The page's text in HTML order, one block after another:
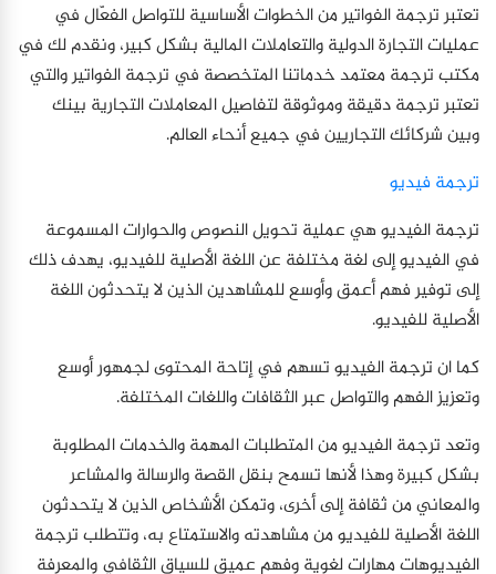
تعتبر ترجمة الفواتير من الخطوات الأساسية للتواصل الفعّال في
عمليات التجارة الدولية والتعاملات المالية بشكل كبير، ونقدم لك في
مكتب ترجمة معتمد خدماتنا المتخصصة في ترجمة الفواتير والتي
تعتبر ترجمة دقيقة وموثوقة لتفاصيل المعاملات التجارية بينك
وبين شركائك التجاريين في جميع أنحاء العالم.
ترجمة فيديو
ترجمة الفيديو هي عملية تحويل النصوص والحوارات المسموعة
في الفيديو إلى لغة مختلفة عن اللغة الأصلية للفيديو، يهدف ذلك
إلى توفير فهم أعمق وأوسع للمشاهدين الذين لا يتحدثون اللغة
الأصلية للفيديو.
كما ان ترجمة الفيديو تسهم في إتاحة المحتوى لجمهور أوسع
وتعزيز الفهم والتواصل عبر الثقافات واللغات المختلفة.
وتعد ترجمة الفيديو من المتطلبات المهمة والخدمات المطلوبة
بشكل كبيرة وهذا لأنها تسمح بنقل القصة والرسالة والمشاعر
والمعاني من ثقافة إلى أخرى، وتمكن الأشخاص الذين لا يتحدثون
اللغة الأصلية للفيديو من مشاهدته والاستمتاع به، وتتطلب ترجمة
الفيديوهات مهارات لغوية وفهم عميق للسياق الثقافي والمعرفة